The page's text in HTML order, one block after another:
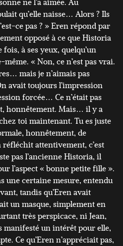
qu’elle naisse… Alors ? Ils
ce pas ? » Eren répond par
opposé à ce que Historia
à ses yeux, quelqu’un
« Non, ce n’est pas vrai.
mais je n’aimais pas
avait toujours l’impression
forcée… Ce n’était pas
honnêtement. Mais… il y a
toi maintenant. Tu es juste
honnêtement, de
réfléchit attentivement, c’est
pas l’ancienne Historia, il
l’aspect « bonne petite fille ».
une certaine mesure, entendu
tandis qu’Eren avait
un masque, simplement en
très perspicace, ni Jean,
manifesté un intérêt pour elle,
Ce qu’Eren n’appréciait pas,